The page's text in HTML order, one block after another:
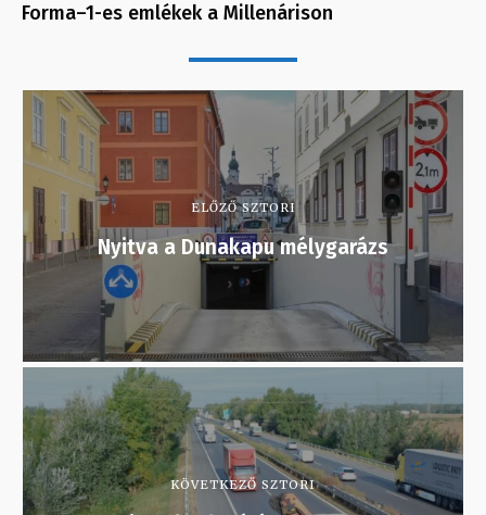
Forma–1-es emlékek a Millenárison
ELŐZŐ SZTORI
Nyitva a Dunakapu mélygarázs
KÖVETKEZŐ SZTORI